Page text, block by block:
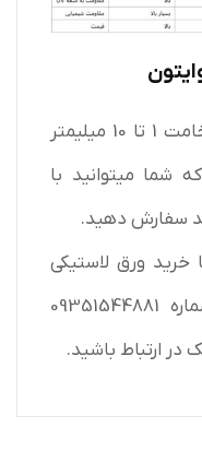
ورق های لاستیکی وایتون از ضخامت 1 تا 10 میلیمتر
شما میتوانید با
سفارش دهید.
ورق لاستیکی
وایتون Viton می توانید با شماره 09351544881
ارتباط باشید.